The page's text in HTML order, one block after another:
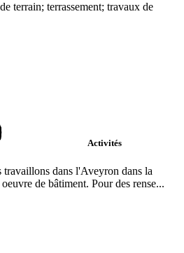
terrain; terrassement; travaux de
Activités
dans l'Aveyron dans la
de bâtiment. Pour des rense...